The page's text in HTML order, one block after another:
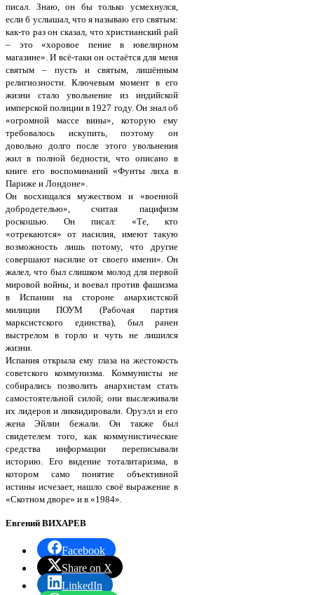
писал. Знаю, он бы только усмехнулся,
если б услышал, что я называю его святым:
как-то раз он сказал, что христианский рай
– это «хоровое пение в ювелирном
магазине». И всё-таки он остаётся для меня
святым – пусть и святым, лишённым
религиозности. Ключевым момент в его
жизни стало увольнение из индийской
имперской полиции в 1927 году. Он знал об
«огромной массе вины», которую ему
требовалось искупить, поэтому он
довольно долго после этого увольнения
жил в полной бедности, что описано в
книге его воспоминаний «Фунты лиха в
Париже и Лондоне».
Он восхищался мужеством и «военной
добродетелью», считая пацифизм
роскошью. Он писал: «Те, кто
«отрекаются» от насилия, имеют такую
возможность лишь потому, что другие
совершают насилие от своего имени». Он
жалел, что был слишком молод для первой
мировой войны, и воевал против фашизма
в Испании на стороне анархистской
милиции ПОУМ (Рабочая партия
марксистского единства), был ранен
выстрелом в горло и чуть не лишился
жизни.
Испания открыла ему глаза на жестокость
советского коммунизма. Коммунисты не
собирались позволить анархистам стать
самостоятельной силой; они выслеживали
их лидеров и ликвидировали. Оруэлл и его
жена Эйлин бежали. Он также был
свидетелем того, как коммунистические
средства информации переписывали
историю. Его видение тоталитаризма, в
котором само понятие объективной
истины исчезает, нашло своё выражение в
«Скотном дворе» и в «1984».
Евгений ВИХАРЕВ
Facebook
Share on X
LinkedIn